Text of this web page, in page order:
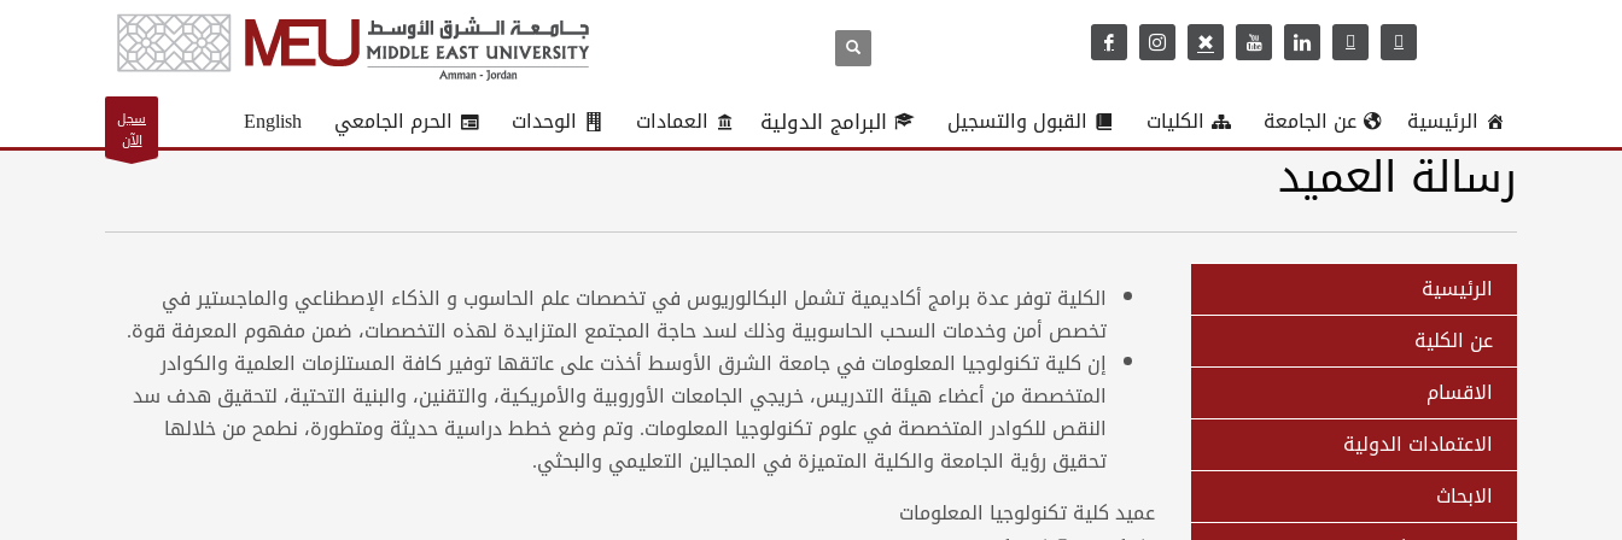
الرئيسية عن الجامعة الكليات القبول والتسجيل البرامج الدولية العمادات الوحدات الحرم الجامعي English
سجل
الآن
رسالة العميد
الكلية توفر عدة برامج أكاديمية تشمل البكالوريوس في تخصصات علم الحاسوب و الذكاء الإصطناعي والماجستير في
تخصص أمن وخدمات السحب الحاسوبية وذلك لسد حاجة المجتمع المتزايدة لهذه التخصصات، ضمن مفهوم المعرفة قوة.
إن كلية تكنولوجيا المعلومات في جامعة الشرق الأوسط أخذت على عاتقها توفير كافة المستلزمات العلمية والكوادر
المتخصصة من أعضاء هيئة التدريس، خريجي الجامعات الأوروبية والأمريكية، والتقنين، والبنية التحتية، لتحقيق هدف سد
النقص للكوادر المتخصصة في علوم تكنولوجيا المعلومات. وتم وضع خطط دراسية حديثة ومتطورة، نطمح من خلالها
تحقيق رؤية الجامعة والكلية المتميزة في المجالين التعليمي والبحثي.
عميد كلية تكنولوجيا المعلومات
الرئيسية
عن الكلية
الاقسام
الاعتمادات الدولية
الابحاث